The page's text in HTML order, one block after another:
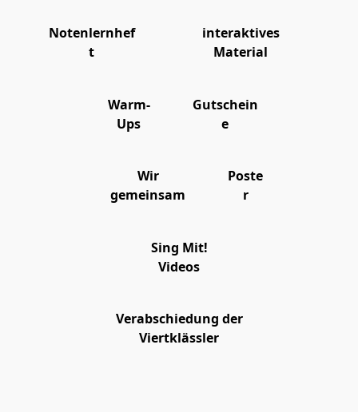
Notenlernhef
t
interaktives
Material
Warm-
Ups
Gutschein
e
Wir
gemeinsam
Poste
r
Sing Mit!
Videos
Verabschiedung der
Viertklässler